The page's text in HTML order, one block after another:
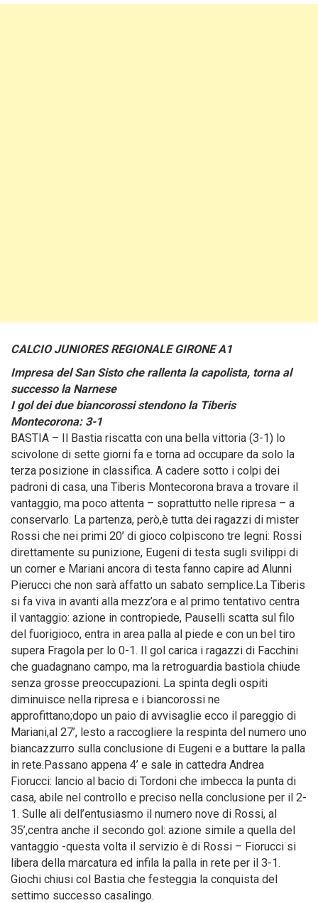
CALCIO JUNIORES REGIONALE GIRONE A1
Impresa del San Sisto che rallenta la capolista, torna al
successo la Narnese
I gol dei due biancorossi stendono la Tiberis
Montecorona: 3-1
BASTIA – Il Bastia riscatta con una bella vittoria (3-1) lo
scivolone di sette giorni fa e torna ad occupare da solo la
terza posizione in classifica. A cadere sotto i colpi dei
padroni di casa, una Tiberis Montecorona brava a trovare il
vantaggio, ma poco attenta – soprattutto nelle ripresa – a
conservarlo. La partenza, però,è tutta dei ragazzi di mister
Rossi che nei primi 20’ di gioco colpiscono tre legni: Rossi
direttamente su punizione, Eugeni di testa sugli svilippi di
un corner e Mariani ancora di testa fanno capire ad Alunni
Pierucci che non sarà affatto un sabato semplice.La Tiberis
si fa viva in avanti alla mezz’ora e al primo tentativo centra
il vantaggio: azione in contropiede, Pauselli scatta sul filo
del fuorigioco, entra in area palla al piede e con un bel tiro
supera Fragola per lo 0-1. Il gol carica i ragazzi di Facchini
che guadagnano campo, ma la retroguardia bastiola chiude
senza grosse preoccupazioni. La spinta degli ospiti
diminuisce nella ripresa e i biancorossi ne
approfittano;dopo un paio di avvisaglie ecco il pareggio di
Mariani,al 27’, lesto a raccogliere la respinta del numero uno
biancazzurro sulla conclusione di Eugeni e a buttare la palla
in rete.Passano appena 4’ e sale in cattedra Andrea
Fiorucci: lancio al bacio di Tordoni che imbecca la punta di
casa, abile nel controllo e preciso nella conclusione per il 2-
1. Sulle ali dell’entusiasmo il numero nove di Rossi, al
35’,centra anche il secondo gol: azione simile a quella del
vantaggio -questa volta il servizio è di Rossi – Fiorucci si
libera della marcatura ed infila la palla in rete per il 3-1.
Giochi chiusi col Bastia che festeggia la conquista del
settimo successo casalingo.